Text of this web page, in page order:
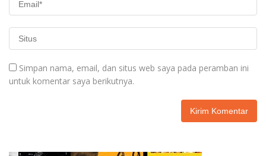
Simpan nama, email, dan situs web saya pada peramban ini
untuk komentar saya berikutnya.